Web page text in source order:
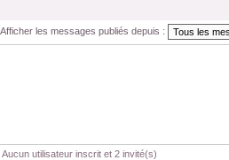
Afficher les messages publiés depuis :
utilisateur inscrit et 2 invité(s)